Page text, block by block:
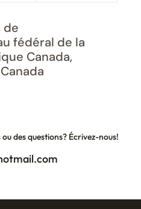
de
fédéral de la
Canada,
des questions? Écrivez-nous!